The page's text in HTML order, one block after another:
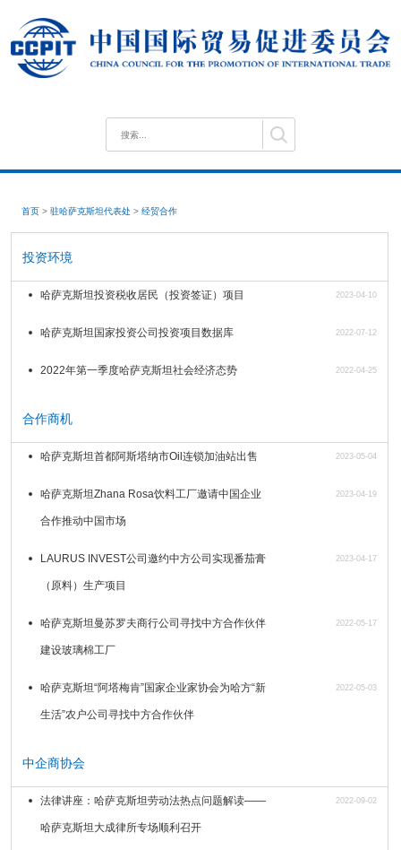
首页 > 驻哈萨克斯坦代表处 > 经贸合作
投资环境
哈萨克斯坦投资税收居民（投资签证）项目 2023-04-10
哈萨克斯坦国家投资公司投资项目数据库 2022-07-12
2022年第一季度哈萨克斯坦社会经济态势 2022-04-25
合作商机
哈萨克斯坦首都阿斯塔纳市Oil连锁加油站出售 2023-05-04
哈萨克斯坦Zhana Rosa饮料工厂邀请中国企业
合作推动中国市场
2023-04-19
LAURUS INVEST公司邀约中方公司实现番茄膏
（原料）生产项目
2023-04-17
哈萨克斯坦曼苏罗夫商行公司寻找中方合作伙伴
建设玻璃棉工厂
2022-05-17
哈萨克斯坦“阿塔梅肯”国家企业家协会为哈方“新
生活”农户公司寻找中方合作伙伴
2022-05-03
中企商协会
法律讲座：哈萨克斯坦劳动法热点问题解读——
哈萨克斯坦大成律所专场顺利召开
2022-09-02